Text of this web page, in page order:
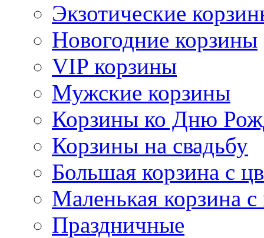
Экзотические
Новогодние корзины
VIP корзины
Мужские корзины
Корзины ко Дню
Корзины на свадьбу
Большая корзина с
Маленькая корзина
Праздничные